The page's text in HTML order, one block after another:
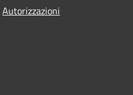
Autorizzazioni